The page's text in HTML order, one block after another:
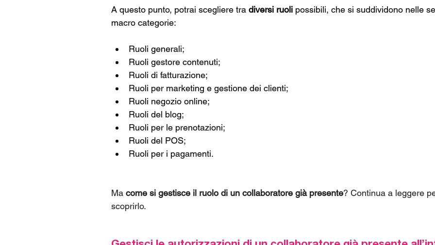
A questo punto, potrai scegliere tra diversi ruoli possibili, che si suddividono nelle
macro categorie:
Ruoli generali;
Ruoli gestore contenuti;
Ruoli di fatturazione;
Ruoli per marketing e gestione dei clienti;
Ruoli negozio online;
Ruoli del blog;
Ruoli per le prenotazioni;
Ruoli del POS;
Ruoli per i pagamenti.
Ma come si gestisce il ruolo di un collaboratore già presente? Continua a leggere
scoprirlo.